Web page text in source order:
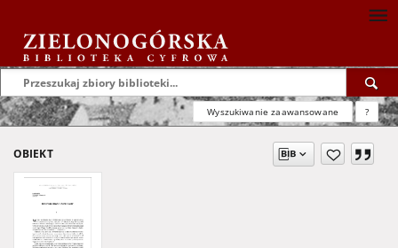
Wyszukiwanie zaawansowane ?
OBIEKT